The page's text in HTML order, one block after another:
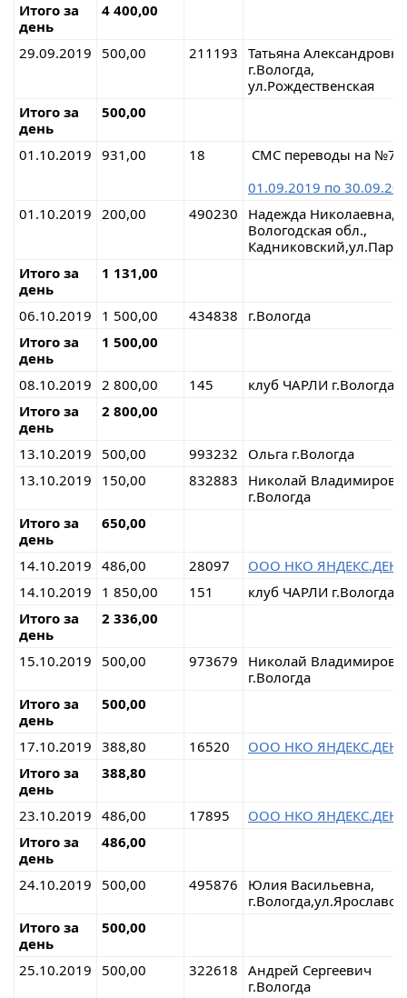
Итого за
день
4 400,00
29.09.2019 500,00 211193 Татьяна
г.Вологда,
ул.Рождественская
Итого за
день
500,00
01.10.2019 931,00 18
СМС переводы на
01.09.2019 по
01.10.2019 200,00 490230
Надежда Николаевна,,
Вологодская обл.,
Итого за
день
1 131,00
06.10.2019 1 500,00 434838
г.Вологда
Итого за
день
1 500,00
08.10.2019 2 800,00 145
клуб ЧАРЛИ г.Вологда
Итого за
день
2 800,00
13.10.2019 500,00 993232
Ольга г.Вологда
13.10.2019
150,00 832883
Николай
г.Вологда
Итого за
день
650,00
14.10.2019 486,00 28097
ООО НКО
14.10.2019
1 850,00 151
клуб ЧАРЛИ г.Вологда
Итого за
день
2 336,00
15.10.2019 500,00 973679
Николай
г.Вологда
Итого за
день
500,00
17.10.2019 388,80 16520
ООО НКО
Итого за
день
388,80
23.10.2019 486,00 17895
ООО НКО
Итого за
день
486,00
24.10.2019 500,00 495876
Юлия Васильевна,
Итого за
день
500,00
25.10.2019 500,00 322618 Андрей Сергеевич
г.Вологда